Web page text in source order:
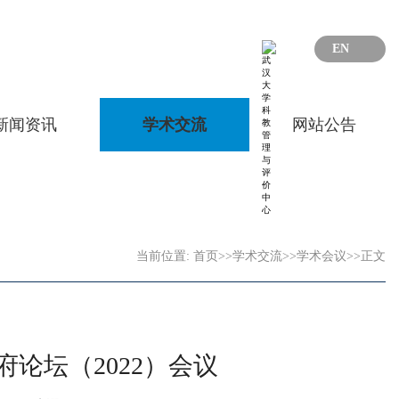
EN
闻资讯 学术交流 网站公告
当前位置: 首页 >>学术交流>>学术会议>> 正文
论坛（2022）会议